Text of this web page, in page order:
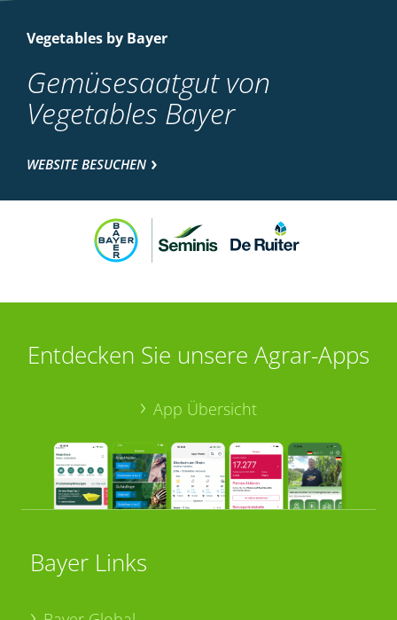
Vegetables by Bayer
Gemüsesaatgut von
Vegetables Bayer
WEBSITE BESUCHEN
Entdecken Sie unsere Agrar-Apps
App Übersicht
Bayer Links